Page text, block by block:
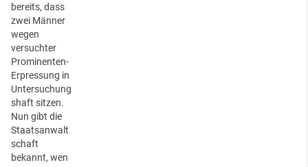
bereits, dass
zwei Männer
wegen
versuchter
Prominenten-
Erpressung in
Untersuchung
shaft sitzen.
Nun gibt die
Staatsanwalt
schaft
bekannt, wen